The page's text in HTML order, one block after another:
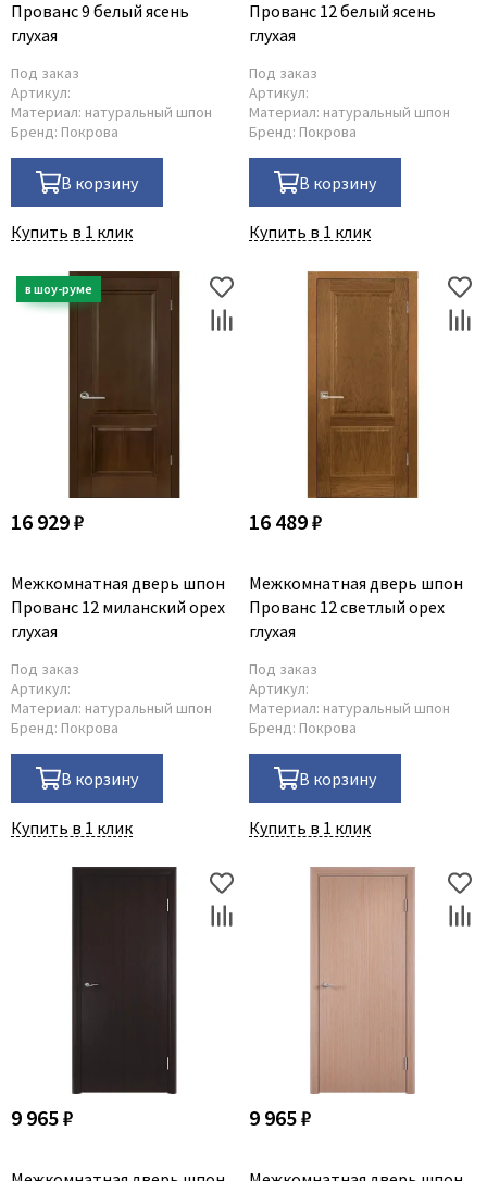
Прованс 9 белый ясень
глухая
Под заказ
Артикул:
Материал: натуральный шпон
Бренд: Покрова
В корзину
Купить в 1 клик
Прованс 12 белый ясень
глухая
Под заказ
Артикул:
Материал: натуральный шпон
Бренд: Покрова
В корзину
Купить в 1 клик
16 929 ₽
Межкомнатная дверь шпон
Прованс 12 миланский орех
глухая
Под заказ
Артикул:
Материал: натуральный шпон
Бренд: Покрова
В корзину
Купить в 1 клик
16 489 ₽
Межкомнатная дверь шпон
Прованс 12 светлый орех
глухая
Под заказ
Артикул:
Материал: натуральный шпон
Бренд: Покрова
В корзину
Купить в 1 клик
9 965 ₽ 9 965 ₽